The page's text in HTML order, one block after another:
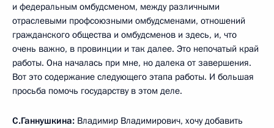
и федеральным омбудсменом, между различными
отраслевыми профсоюзными омбудсменами, отношений
гражданского общества и омбудсменов и здесь, и, что
очень важно, в провинции и так далее. Это непочатый край
работы. Она началась при мне, но далека от завершения.
Вот это содержание следующего этапа работы. И большая
просьба помочь государству в этом деле.
С.Ганнушкина: Владимир Владимирович, хочу добавить